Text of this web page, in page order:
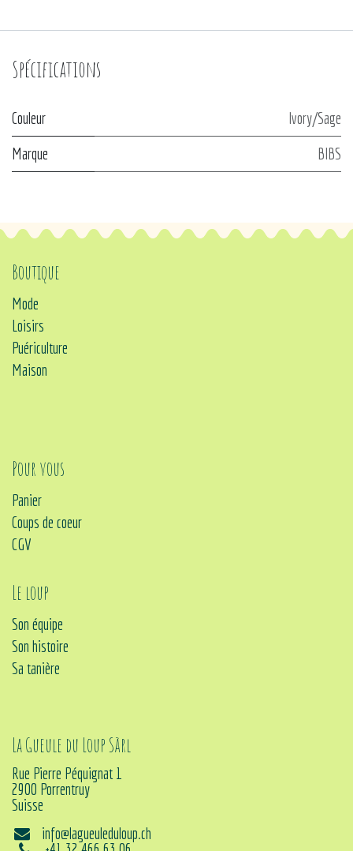
Spécifications
Couleur
Ivory/Sage
Marque
BIBS
Boutique
Mode
Loisirs
Puériculture
Maison
Pour vous
Panier
Coups de coeur
CGV
Le loup
Son équipe
Son histoire
Sa tanière
La Gueule du Loup Sàrl
Rue Pierre Péquignat 1
2900 Porrentruy
Suisse
info@lagueuleduloup.ch